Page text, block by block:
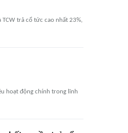
trả cổ tức cao nhất 23%,
hoạt động chính trong lĩnh